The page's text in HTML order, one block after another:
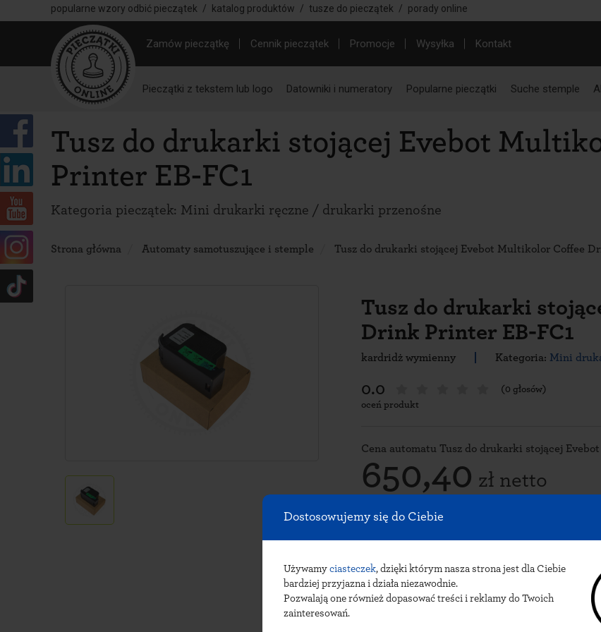
Dostosowujemy się do Ciebie
Używamy ciasteczek, dzięki którym nasza strona jest dla Ciebie
bardziej przyjazna i działa niezawodnie.
Pozwalają one również dopasować treści i reklamy do Twoich
zainteresowań.
popularne wzory odbić pieczątek / katalog produktów / tusze do pieczątek / porady online
Zamów pieczątkę Cennik pieczątek Promocje Wysyłka Kontakt
Pieczątki z tekstem lub logo Datowniki i numeratory Popularne pieczątki Suche stemple
Tusz do drukarki stojącej Evebot
Printer EB-FC1
Kategoria pieczątek: Mini drukarki ręczne / drukarki przenośne
Strona główna Automaty samotuszujące i stemple Tusz do drukarki stojącej Evebot Multikolor Coffee
Tusz do drukarki
Drink Printer EB-FC1
kardridż wymienny Kategoria: Mini
0.0
(0 głosów)
oceń produkt
Cena automatu Tusz do drukarki stojącej
650,40 zł netto
799,99 zł brutto
Dodaj do koszyka
Specyfikacja tuszu